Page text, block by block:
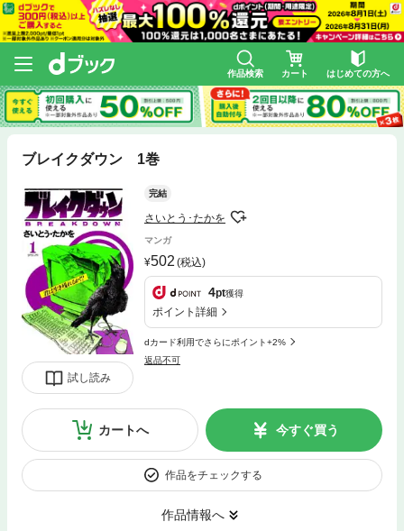
作品検索 カート はじめての方へ
ブレイクダウン 1巻
試し読み
完結
さいとう･たかを
マンガ
502 (税込)
4pt獲得
ポイント詳細
dカード利用でさらにポイント+2%
返品不可
カートへ 今すぐ買う
作品をチェックする
作品情報へ